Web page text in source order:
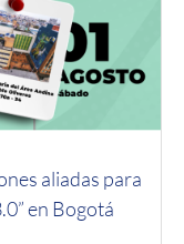
aliadas para
en Bogotá